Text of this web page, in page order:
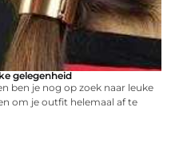
gelegenheid
ben je nog op zoek naar leuke
om je outfit helemaal af te